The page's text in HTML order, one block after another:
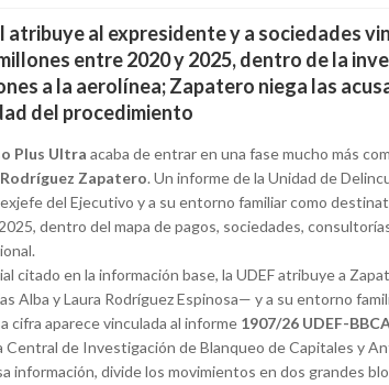
atribuye al expresidente y a sociedades
entre 2020 y 2025, dentro de la
a la aerolínea; Zapatero niega las
del procedimiento
Plus Ultra acaba de entrar en una fase mucho más
Zapatero. Un informe de la Unidad de
del Ejecutivo y a su entorno familiar como
dentro del mapa de pagos, sociedades,
citado en la información base, la UDEF atribuye a
Alba y Laura Rodríguez Espinosa— y a su entorno
cifra aparece vinculada al informe 1907/26 UDEF-
Central de Investigación de Blanqueo de Capitales y
información, divide los movimientos en dos grandes